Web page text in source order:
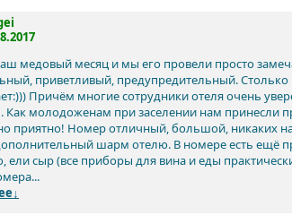
медовый месяц и мы его провели просто
приветливый, предупредительный.
Причём многие сотрудники отеля очень
Как молодоженам при заселении нам принесли
приятно! Номер отличный, большой, никаких
шарм отелю. В номере есть ещё
ели сыр (все приборы для вина и еды